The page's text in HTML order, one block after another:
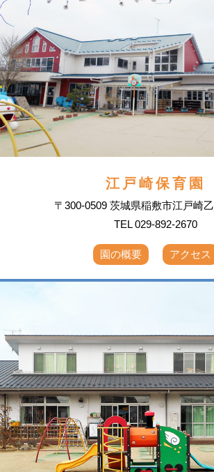
江戸崎保育園
〒300-0509 茨城県稲敷市江戸崎
TEL 029-892-2670
園の概要 アクセス